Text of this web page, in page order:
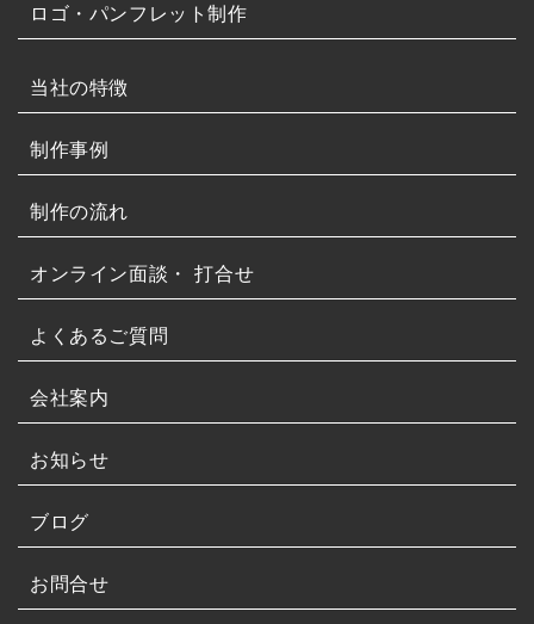
ロゴ・パンフレット制作
当社の特徴
制作事例
制作の流れ
オンライン面談・ 打合せ
よくあるご質問
会社案内
お知らせ
ブログ
お問合せ